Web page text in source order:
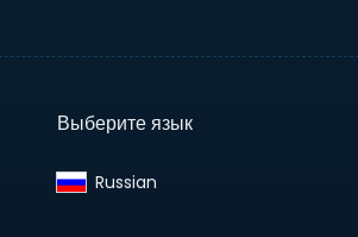
Выберите язык
Russian‎